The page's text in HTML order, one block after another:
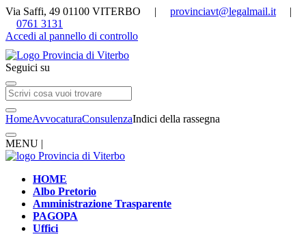
Via Saffi, 49 01100 VITERBO | provinciavt@legalmail.it |
0761 3131
Accedi al pannello di controllo
Seguici su
HomeAvvocaturaConsulenzaIndici della rassegna
MENU |
HOME
Albo Pretorio
Amministrazione Trasparente
PAGOPA
Uffici